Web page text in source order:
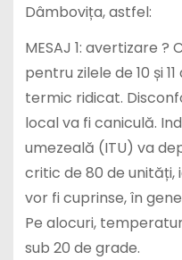
Dâmbovița, astfel:
MESAJ 1: avertizare ?
pentru zilele de 10 și
termic ridicat.
local va fi caniculă.
umezeală (ITU) va
critic de 80 de
vor fi cuprinse, în
Pe alocuri,
sub 20 de grade.